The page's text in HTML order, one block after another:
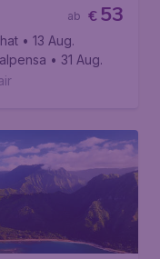
€53
ab
• 13 Aug.
• 31 Aug.